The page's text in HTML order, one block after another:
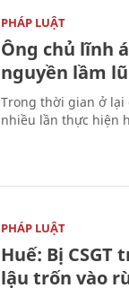
PHÁP LUẬT
Ông chủ lĩnh
nguyền lầm
Trong thời gian ở lại
nhiều lần thực hiện
PHÁP LUẬT
Huế: Bị
lậu trốn vào